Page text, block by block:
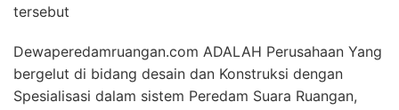
tersebut
Dewaperedamruangan.com ADALAH Perusahaan Yang
bergelut di bidang desain dan Konstruksi dengan
Spesialisasi dalam sistem Peredam Suara Ruangan,